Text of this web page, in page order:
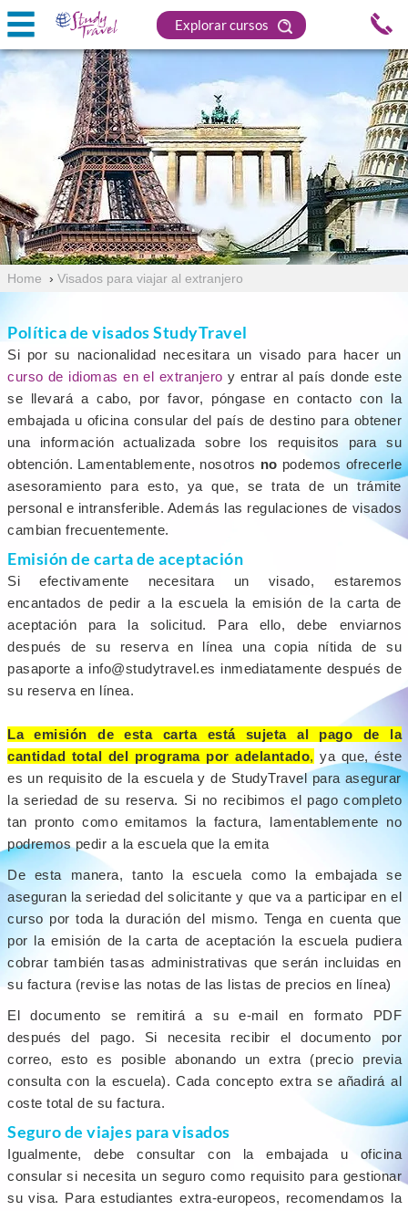
Explorar cursos
Home › Visados para viajar al extranjero
Política de visados StudyTravel
Si por su nacionalidad necesitara un visado para hacer un
curso de idiomas en el extranjero y entrar al país donde este
se llevará a cabo, por favor, póngase en contacto con la
embajada u oficina consular del país de destino para obtener
una información actualizada sobre los requisitos para su
obtención. Lamentablemente, nosotros no podemos ofrecerle
asesoramiento para esto, ya que, se trata de un trámite
personal e intransferible. Además las regulaciones de visados
cambian frecuentemente.
Emisión de carta de aceptación
Si efectivamente necesitara un visado, estaremos
encantados de pedir a la escuela la emisión de la carta de
aceptación para la solicitud. Para ello, debe enviarnos
después de su reserva en línea una copia nítida de su
pasaporte a info@studytravel.es inmediatamente después de
su reserva en línea.
La emisión de esta carta está sujeta al pago de la
cantidad total del programa por adelantado, ya que, éste
es un requisito de la escuela y de StudyTravel para asegurar
la seriedad de su reserva. Si no recibimos el pago completo
tan pronto como emitamos la factura, lamentablemente no
podremos pedir a la escuela que la emita
De esta manera, tanto la escuela como la embajada se
aseguran la seriedad del solicitante y que va a participar en el
curso por toda la duración del mismo. Tenga en cuenta que
por la emisión de la carta de aceptación la escuela pudiera
cobrar también tasas administrativas que serán incluidas en
su factura (revise las notas de las listas de precios en línea)
El documento se remitirá a su e-mail en formato PDF
después del pago. Si necesita recibir el documento por
correo, esto es posible abonando un extra (precio previa
consulta con la escuela). Cada concepto extra se añadirá al
coste total de su factura.
Seguro de viajes para visados
Igualmente, debe consultar con la embajada u oficina
consular si necesita un seguro como requisito para gestionar
su visa. Para estudiantes extra-europeos, recomendamos la